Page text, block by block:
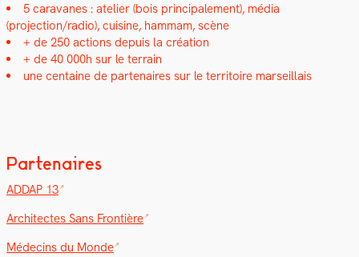
5 car­a­vanes : ate­lier (bois prin­ci­pale­ment), média
(projection/radio), cui­sine, ham­mam, scène
+ de 250 actions depuis la créa­tion
+ de 40 000h sur le ter­rain
une cen­taine de parte­naires sur le ter­ri­toire mar­seil­lais
Partenaires
ADDAP 13
Archi­tectes Sans Fron­tière
Médecins du Monde